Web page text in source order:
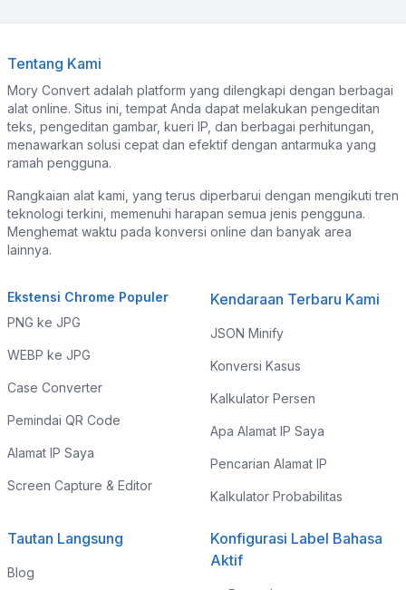
Tentang Kami
Mory Convert adalah platform yang dilengkapi dengan berbagai
alat online. Situs ini, tempat Anda dapat melakukan pengeditan
teks, pengeditan gambar, kueri IP, dan berbagai perhitungan,
menawarkan solusi cepat dan efektif dengan antarmuka yang
ramah pengguna.
Rangkaian alat kami, yang terus diperbarui dengan mengikuti tren
teknologi terkini, memenuhi harapan semua jenis pengguna.
Menghemat waktu pada konversi online dan banyak area
lainnya.
Ekstensi Chrome Populer
PNG ke JPG
WEBP ke JPG
Case Converter
Pemindai QR Code
Alamat IP Saya
Screen Capture & Editor
Kendaraan Terbaru Kami
JSON Minify
Konversi Kasus
Kalkulator Persen
Apa Alamat IP Saya
Pencarian Alamat IP
Kalkulator Probabilitas
Tautan Langsung
Blog
Konfigurasi Label Bahasa
Aktif